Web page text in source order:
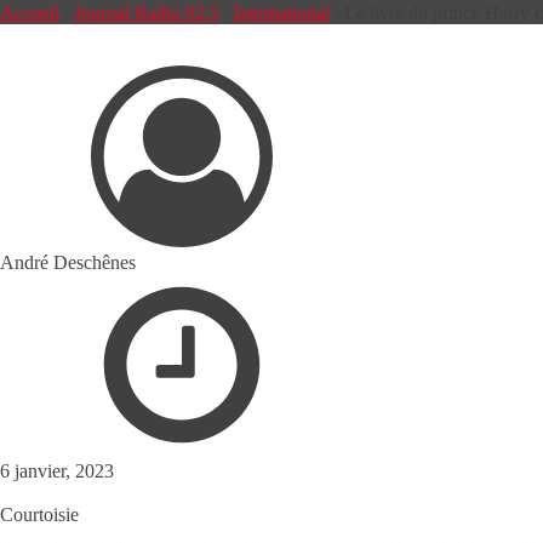
Accueil Journal Radio 92,5 International
André Deschênes
6 janvier, 2023
Courtoisie